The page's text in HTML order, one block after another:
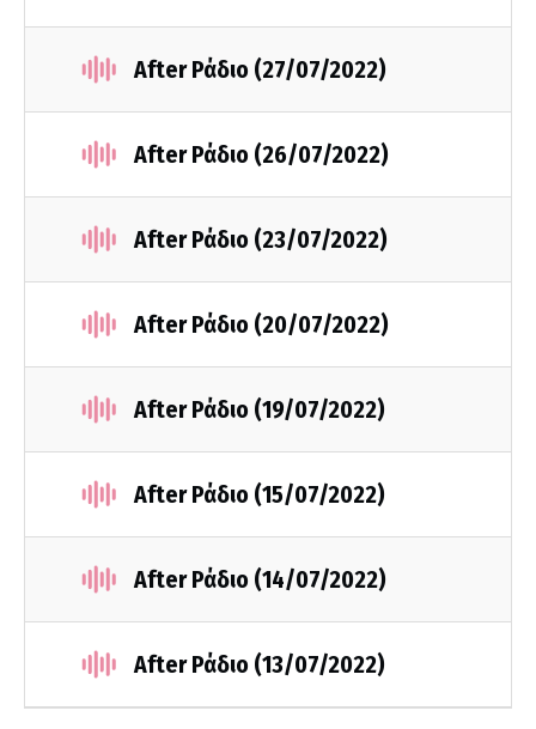
After Ράδιο (27/07/2022)
After Ράδιο (26/07/2022)
After Ράδιο (23/07/2022)
After Ράδιο (20/07/2022)
After Ράδιο (19/07/2022)
After Ράδιο (15/07/2022)
After Ράδιο (14/07/2022)
After Ράδιο (13/07/2022)